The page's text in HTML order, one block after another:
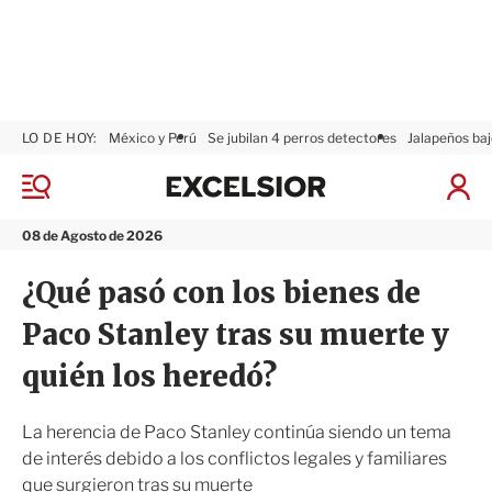
M
n
08 de Agosto de 2026
LO DE HOY: México y Perú Se jubilan 4 perros detectores Jalapeños
I
x
i
r
¿Qué pasó con los bienes de
Paco Stanley tras su muerte y
quién los heredó?
La herencia de Paco Stanley continúa siendo un tema
de interés debido a los conflictos legales y familiares
que surgieron tras su muerte